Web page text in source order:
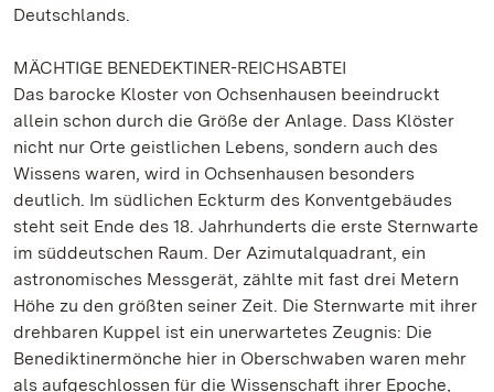
Deutschlands.
MÄCHTIGE BENEDEKTINER-REICHSABTEI
Das barocke Kloster von Ochsenhausen beeindruckt
allein schon durch die Größe der Anlage. Dass Klöster
nicht nur Orte geistlichen Lebens, sondern auch des
Wissens waren, wird in Ochsenhausen besonders
deutlich. Im südlichen Eckturm des Konventgebäudes
steht seit Ende des 18. Jahrhunderts die erste Sternwarte
im süddeutschen Raum. Der Azimutalquadrant, ein
astronomisches Messgerät, zählte mit fast drei Metern
Höhe zu den größten seiner Zeit. Die Sternwarte mit ihrer
drehbaren Kuppel ist ein unerwartetes Zeugnis: Die
Benediktinermönche hier in Oberschwaben waren mehr
als aufgeschlossen für die Wissenschaft ihrer Epoche,